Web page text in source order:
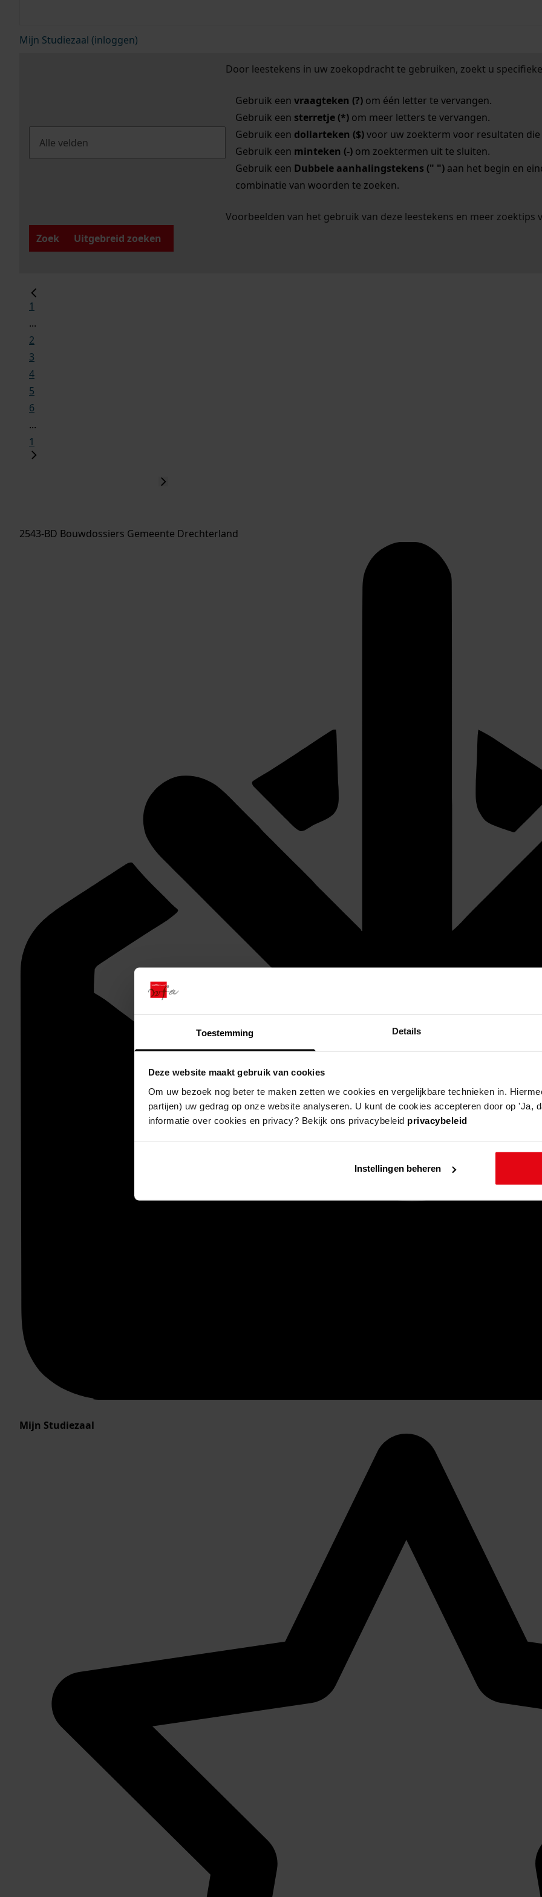
Toestemming Details
Deze website maakt gebruik van cookies
Om uw bezoek nog beter te maken zetten we cookies en vergelijkbare technieken in.
partijen) uw gedrag op onze website analyseren. U kunt de cookies accepteren door op 'Ja,
informatie over cookies en privacy? Bekijk ons privacybeleid privacybeleid
Instellingen beheren
Mijn Studiezaal (inloggen)
Door leestekens in uw zoekopdracht te gebruiken, zoekt u
Gebruik een vraagteken (?)om één letter te vervangen.
Gebruik een sterretje (*)om meer letters te vervangen.
Gebruik een dollarteken ($)voor uw zoekterm voor resultaten die
Gebruik een minteken (-)om zoektermen uit te sluiten.
Gebruik een Dubbele aanhalingstekens (" ")aan het begin en
combinatie van woorden te zoeken.
Voorbeelden van het gebruik van deze leestekens en meer zoektips
Zoek
Uitgebreid zoeken
1
...
2
3
4
5
6
...
1
2543-BD Bouwdossiers Gemeente Drechterland
Mijn Studiezaal